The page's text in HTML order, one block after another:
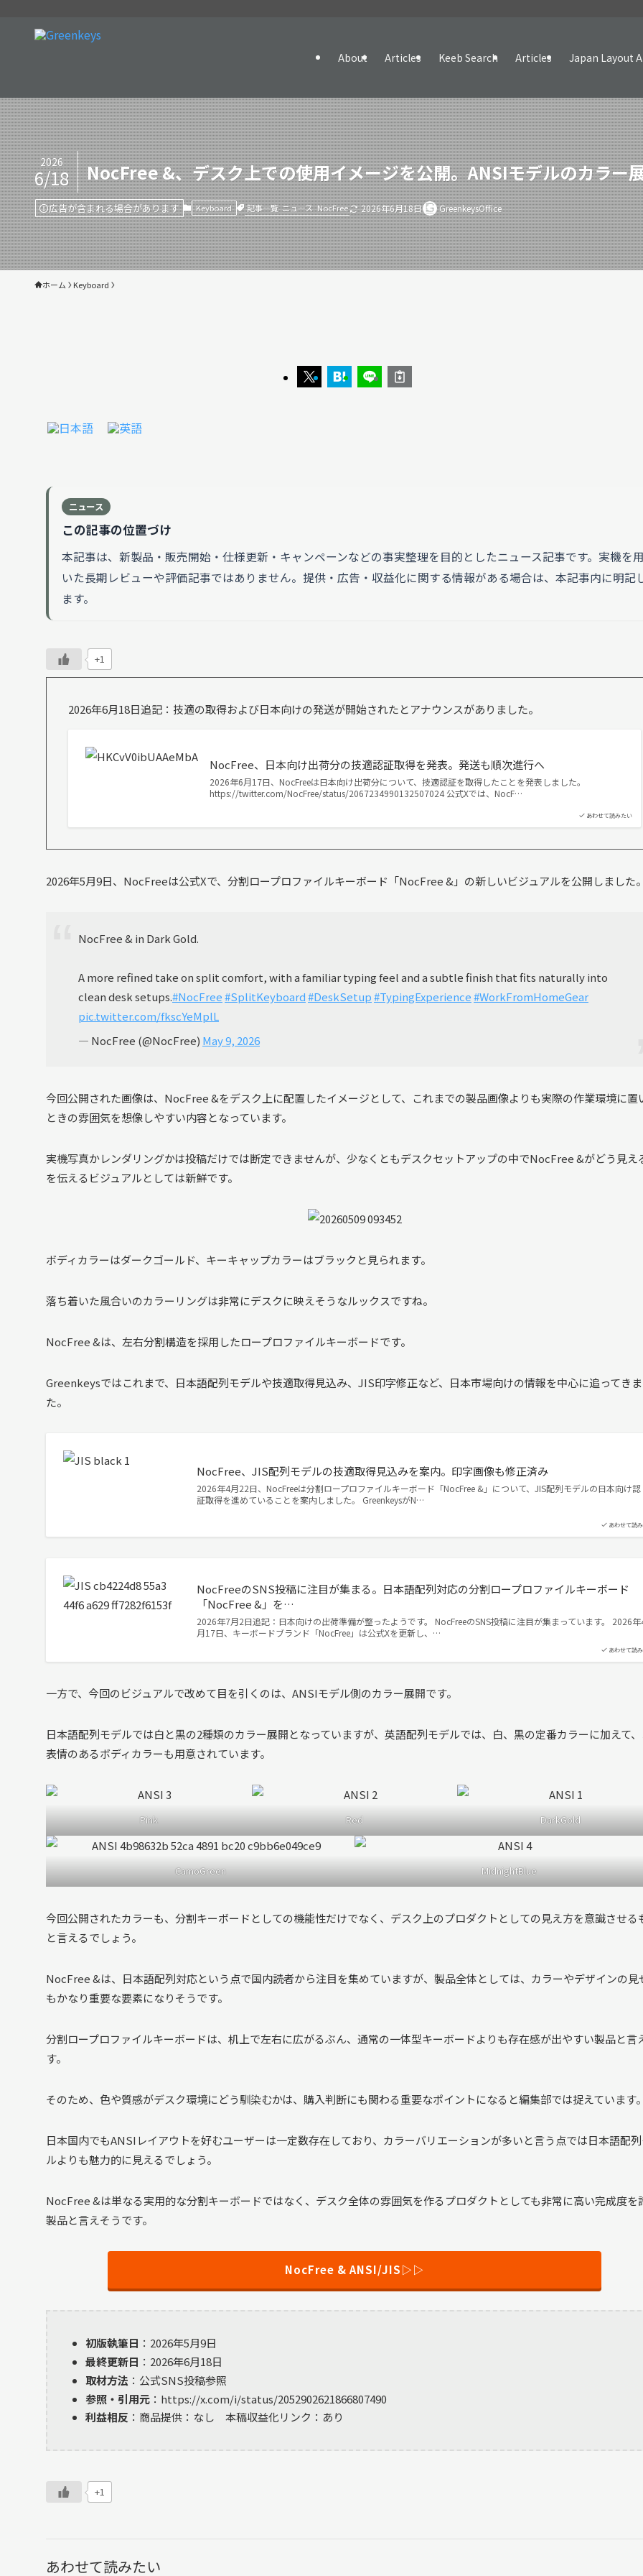
About Articles Keeb Search Articles Japan Layout
NocFree &、デスク上での使用イメージを公開。ANSIモデルのカラー
2026
6/18
広告が含まれる場合があります Keyboard 記事一覧 ニュース NocFree 2026年6月18日 GreenkeysOffice
ホーム Keyboard
ニュース
この記事の位置づけ
本記事は、新製品・販売開始・仕様更新・キャンペーンなどの事実整理を目的としたニュース記事です。実機を用
いた長期レビューや評価記事ではありません。提供・広告・収益化に関する情報がある場合は、本記事内に明記
ます。
+1
2026年6月18日追記：技適の取得および日本向けの発送が開始されたとアナウンスがありました。
あわせて読みたい
NocFree、日本向け出荷分の技適認証取得を発表。発送も順次進行へ
2026年6月17日、NocFreeは日本向け出荷分について、技適認証を取得したことを発表しました。
https://twitter.com/NocFree/status/2067234990132507024 公式Xでは、NocF…
2026年5月9日、NocFreeは公式Xで、分割ロープロファイルキーボード「NocFree &」の新しいビジュアルを公開しました。
NocFree & in Dark Gold.
A more refined take on split comfort, with a familiar typing feel and a subtle finish that fits naturally into
clean desk setups.#NocFree#SplitKeyboard#DeskSetup#TypingExperience#WorkFromHomeGear
pic.twitter.com/fkscYeMplL
— NocFree (@NocFree) May 9, 2026
今回公開された画像は、NocFree &をデスク上に配置したイメージとして、これまでの製品画像よりも実際の作業環境に置
ときの雰囲気を想像しやすい内容となっています。
実機写真かレンダリングかは投稿だけでは断定できませんが、少なくともデスクセットアップの中でNocFree &がどう見え
を伝えるビジュアルとしては新鮮です。
ボディカラーはダークゴールド、キーキャップカラーはブラックと見られます。
落ち着いた風合いのカラーリングは非常にデスクに映えそうなルックスですね。
NocFree &は、左右分割構造を採用したロープロファイルキーボードです。
Greenkeysではこれまで、日本語配列モデルや技適取得見込み、JIS印字修正など、日本市場向けの情報を中心に追ってき
た。
あわせて読
NocFree、JIS配列モデルの技適取得見込みを案内。印字画像も修正済み
2026年4月22日、NocFreeは分割ロープロファイルキーボード「NocFree &」について、JIS配列モデルの日本向け認
証取得を進めていることを案内しました。 GreenkeysがN…
あわせて読
NocFreeのSNS投稿に注目が集まる。日本語配列対応の分割ロープロファイルキーボード
「NocFree &」を…
2026年7月2日追記：日本向けの出荷準備が整ったようです。 NocFreeのSNS投稿に注目が集まっています。 2026年
月17日、キーボードブランド「NocFree」は公式Xを更新し、…
一方で、今回のビジュアルで改めて目を引くのは、ANSIモデル側のカラー展開です。
日本語配列モデルでは白と黒の2種類のカラー展開となっていますが、英語配列モデルでは、白、黒の定番カラーに加えて、
表情のあるボディカラーも用意されています。
Pink Red DarkGold
CamoGreen MidnightBlue
今回公開されたカラーも、分割キーボードとしての機能性だけでなく、デスク上のプロダクトとしての見え方を意識させる
と言えるでしょう。
NocFree &は、日本語配列対応という点で国内読者から注目を集めていますが、製品全体としては、カラーやデザインの見
もかなり重要な要素になりそうです。
分割ロープロファイルキーボードは、机上で左右に広がるぶん、通常の一体型キーボードよりも存在感が出やすい製品と言
す。
そのため、色や質感がデスク環境にどう馴染むかは、購入判断にも関わる重要なポイントになると編集部では捉えています。
日本国内でもANSIレイアウトを好むユーザーは一定数存在しており、カラーバリエーションが多いと言う点では日本語配
ルよりも魅力的に見えるでしょう。
NocFree &は単なる実用的な分割キーボードではなく、デスク全体の雰囲気を作るプロダクトとしても非常に高い完成度を
製品と言えそうです。
NocFree & ANSI/JIS▷▷
初版執筆日 ：2026年5月9日
最終更新日 ：2026年6月18日
取材方法 ：公式SNS投稿参照
参照・引用元：https://x.com/i/status/2052902621866807490
利益相反 ：商品提供：なし 本稿収益化リンク：あり
+1
あわせて読みたい